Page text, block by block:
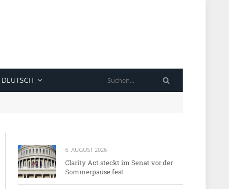
DEUTSCH
6. AUGUST 2026
Clarity Act steckt im Senat vor der
Sommerpause fest